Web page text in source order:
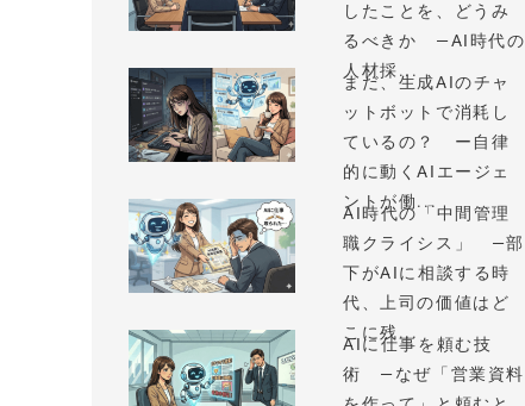
したことを、どうみ
るべきか —AI時代の
人材採...
まだ、生成AIのチャ
ットボットで消耗し
ているの？ ー自律
的に動くAIエージェ
ントが働...
AI時代の「中間管理
職クライシス」 —部
下がAIに相談する時
代、上司の価値はど
こに残...
AIに仕事を頼む技
術 —なぜ「営業資料